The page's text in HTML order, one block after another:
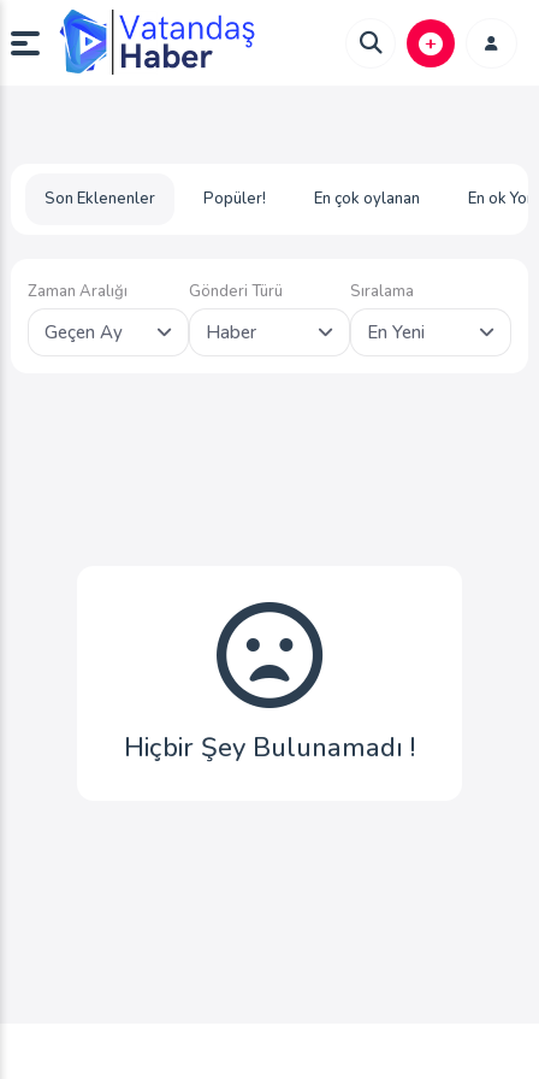
Son Eklenenler Popüler! En çok oylanan En ok
Zaman Aralığı
Geçen Ay
Gönderi Türü
Haber
Sıralama
En Yeni
Hiçbir Şey Bulunamadı !